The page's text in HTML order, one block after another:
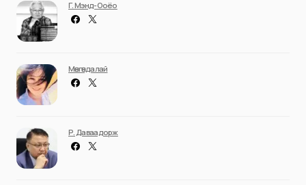
Г. Мэнд-Ооёо
Мөнгөндалай
Р. Даваадорж